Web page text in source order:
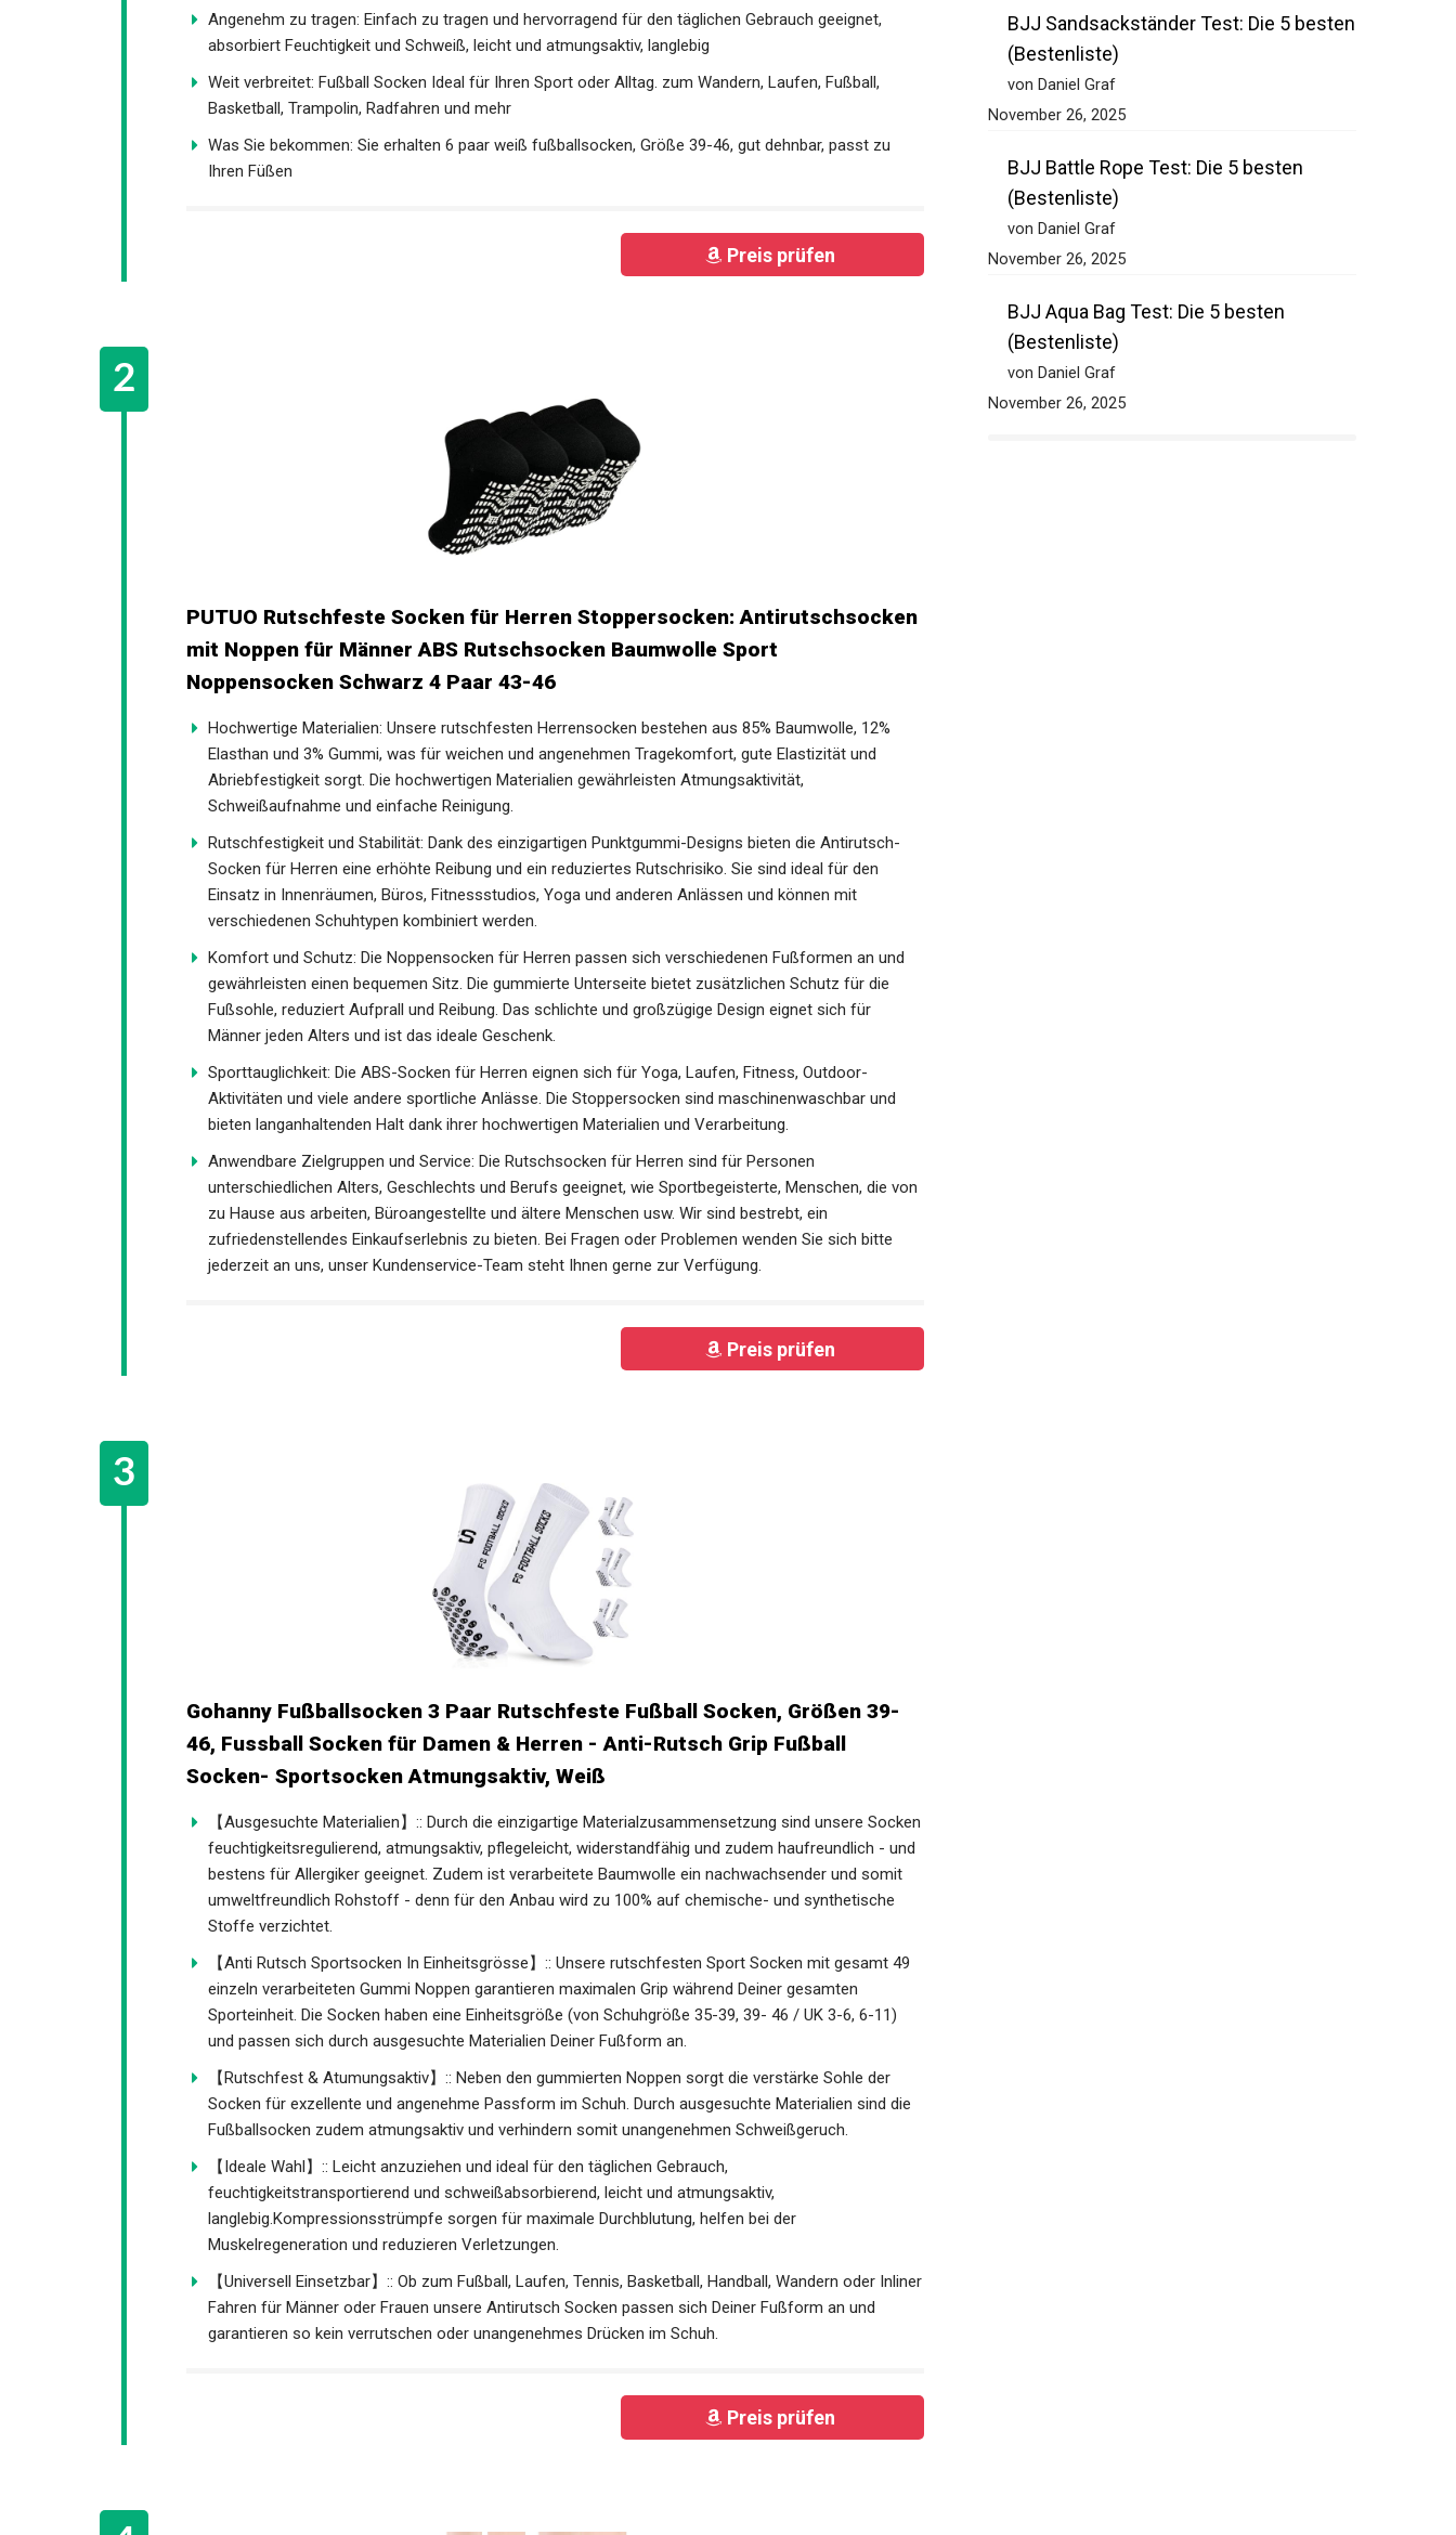
absorbiert Feuchtigkeit und Schweiß, leicht und atmungsaktiv, langlebig
Weit verbreitet: Fußball Socken Ideal für Ihren Sport oder Alltag. zum Wandern, Laufen, Fußball,
Basketball, Trampolin, Radfahren und mehr
Was Sie bekommen: Sie erhalten 6 paar weiß fußballsocken, Größe 39-46, gut dehnbar, passt zu
Ihren Füßen
Antirutschsocken mit Noppen für Männer ABS Rutschsocken Baumwolle
Sport Noppensocken Schwarz 4 Paar 43-46
Hochwertige Materialien: Unsere rutschfesten Herrensocken bestehen aus 85% Baumwolle, 12%
Elasthan und 3% Gummi, was für weichen und angenehmen Tragekomfort, gute Elastizität und
Abriebfestigkeit sorgt. Die hochwertigen Materialien gewährleisten Atmungsaktivität,
Schweißaufnahme und einfache Reinigung.
Rutschfestigkeit und Stabilität: Dank des einzigartigen Punktgummi-Designs bieten die Antirutsch-
Socken für Herren eine erhöhte Reibung und ein reduziertes Rutschrisiko. Sie sind ideal für den
Einsatz in Innenräumen, Büros, Fitnessstudios, Yoga und anderen Anlässen und können mit
verschiedenen Schuhtypen kombiniert werden.
Komfort und Schutz: Die Noppensocken für Herren passen sich verschiedenen Fußformen an und
gewährleisten einen bequemen Sitz. Die gummierte Unterseite bietet zusätzlichen Schutz für die
Fußsohle, reduziert Aufprall und Reibung. Das schlichte und großzügige Design eignet sich für
Männer jeden Alters und ist das ideale Geschenk.
Sporttauglichkeit: Die ABS-Socken für Herren eignen sich für Yoga, Laufen, Fitness, Outdoor-
Aktivitäten und viele andere sportliche Anlässe. Die Stoppersocken sind maschinenwaschbar und
bieten langanhaltenden Halt dank ihrer hochwertigen Materialien und Verarbeitung.
Anwendbare Zielgruppen und Service: Die Rutschsocken für Herren sind für Personen
unterschiedlichen Alters, Geschlechts und Berufs geeignet, wie Sportbegeisterte, Menschen, die
von zu Hause aus arbeiten, Büroangestellte und ältere Menschen usw. Wir sind bestrebt, ein
zufriedenstellendes Einkaufserlebnis zu bieten. Bei Fragen oder Problemen wenden Sie sich bitte
jederzeit an uns, unser Kundenservice-Team steht Ihnen gerne zur Verfügung.
46, Fussball Socken für Damen & Herren - Anti-Rutsch Grip Fußball
Socken- Sportsocken Atmungsaktiv, Weiß
【Ausgesuchte Materialien】:: Durch die einzigartige Materialzusammensetzung sind unsere
Socken feuchtigkeitsregulierend, atmungsaktiv, pflegeleicht, widerstandfähig und zudem
haufreundlich - und bestens für Allergiker geeignet. Zudem ist verarbeitete Baumwolle ein
nachwachsender und somit umweltfreundlich Rohstoff - denn für den Anbau wird zu 100% auf
chemische- und synthetische Stoffe verzichtet.
【Anti Rutsch Sportsocken In Einheitsgrösse】:: Unsere rutschfesten Sport Socken mit gesamt 49
einzeln verarbeiteten Gummi Noppen garantieren maximalen Grip während Deiner gesamten
Sporteinheit. Die Socken haben eine Einheitsgröße (von Schuhgröße 35-39, 39- 46 / UK 3-6, 6-11)
und passen sich durch ausgesuchte Materialien Deiner Fußform an.
【Rutschfest & Atumungsaktiv】:: Neben den gummierten Noppen sorgt die verstärke Sohle der
Socken für exzellente und angenehme Passform im Schuh. Durch ausgesuchte Materialien sind die
Fußballsocken zudem atmungsaktiv und verhindern somit unangenehmen Schweißgeruch.
【Ideale Wahl】:: Leicht anzuziehen und ideal für den täglichen Gebrauch,
feuchtigkeitstransportierend und schweißabsorbierend, leicht und atmungsaktiv,
langlebig.Kompressionsstrümpfe sorgen für maximale Durchblutung, helfen bei der
Muskelregeneration und reduzieren Verletzungen.
【Universell Einsetzbar】:: Ob zum Fußball, Laufen, Tennis, Basketball, Handball, Wandern oder
Inliner Fahren für Männer oder Frauen unsere Antirutsch Socken passen sich Deiner Fußform an
und garantieren so kein verrutschen oder unangenehmes Drücken im Schuh.
BJJ Sandsackständer Test: Die 5
besten (Bestenliste)
von Daniel Graf
November 26, 2025
BJJ Battle Rope Test: Die 5 besten
(Bestenliste)
von Daniel Graf
November 26, 2025
BJJ Aqua Bag Test: Die 5 besten
(Bestenliste)
von Daniel Graf
November 26, 2025